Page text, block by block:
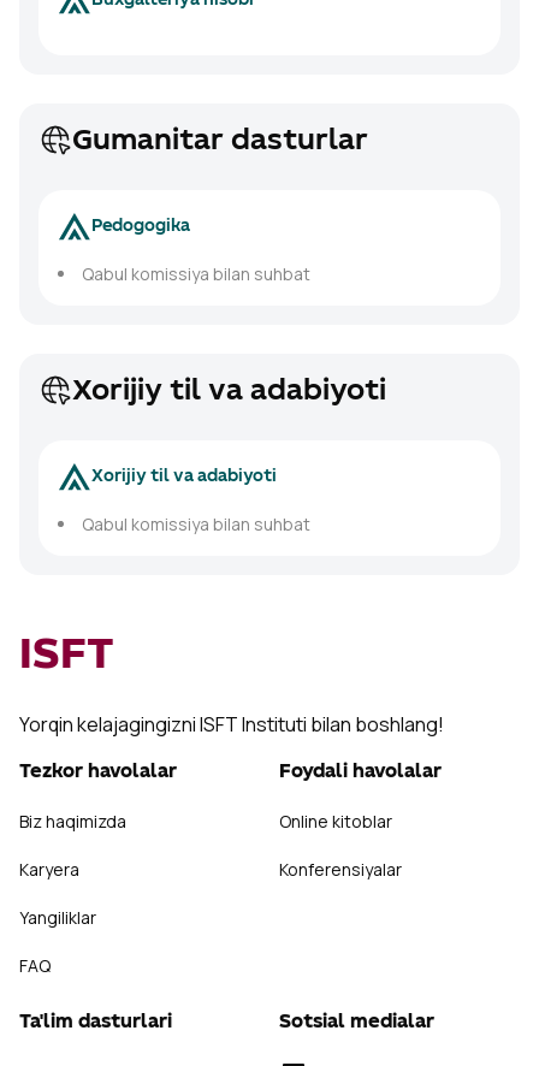
Gumanitar dasturlar
Pedogogika
Qabul komissiya bilan suhbat
Xorijiy til va adabiyoti
Xorijiy til va adabiyoti
Qabul komissiya bilan suhbat
ISFT
Yorqin kelajagingizni ISFT Instituti bilan boshlang!
Tezkor havolalar
Biz haqimizda
Karyera
Yangiliklar
FAQ
Foydali havolalar
Online kitoblar
Konferensiyalar
Ta'lim dasturlari Sotsial medialar